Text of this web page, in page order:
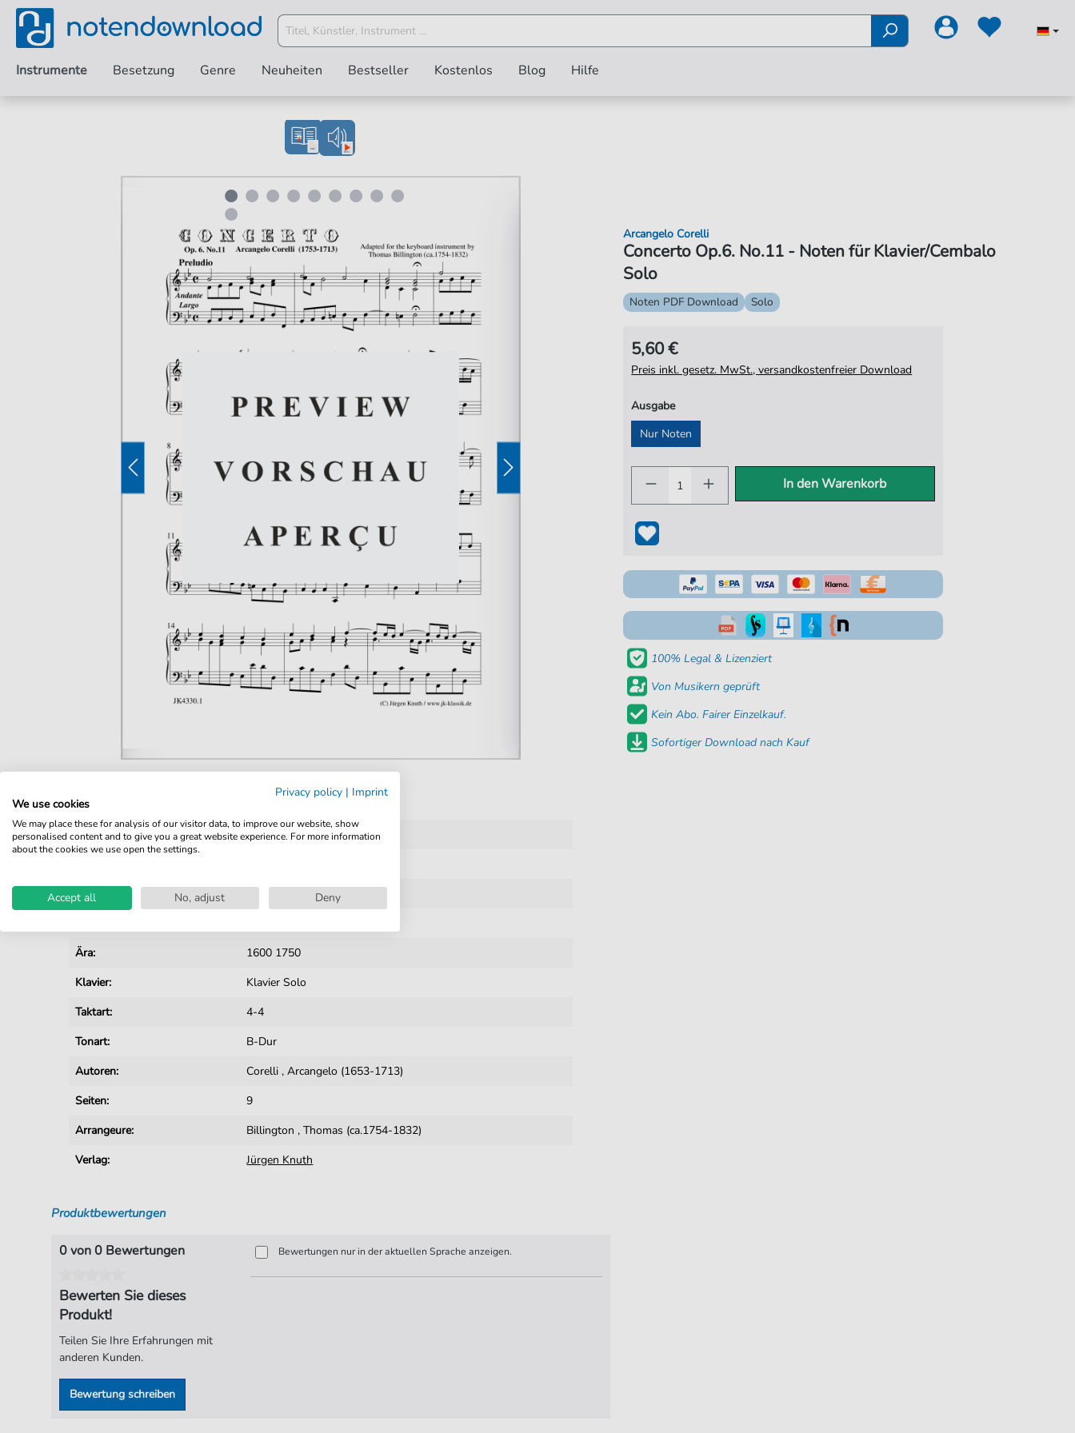
Instrumente Besetzung Genre Neuheiten Bestseller Kostenlos Blog Hilfe
Produktnummer:
JK4330 pdf
Instrumente:
Ära:
1600 1750
Klavier:
Klavier Solo
Taktart:
4-4
Tonart:
B-Dur
Autoren:
Corelli ,Arcangelo (1653-1713)
Seiten:
9
Arrangeure:
Billington ,Thomas (ca.1754-1832)
Verlag:
Jürgen Knuth
Concerto Op.6. No.11 - Noten für Klavier/Cembalo
Solo
Arcangelo Corelli
Noten PDF Download Solo
5,60 €
Preis inkl. gesetz. MwSt., versandkostenfreier Download
Ausgabe
Nur Noten
In den Warenkorb
100% Legal & Lizenziert
Von Musikern geprüft
Kein Abo. Fairer Einzelkauf.
Sofortiger Download nach Kauf
Produktbewertungen
0 von 0 Bewertungen
Bewerten Sie dieses
Produkt!
Teilen Sie Ihre Erfahrungen mit
anderen Kunden.
Bewertung schreiben
Bewertungen nur in der aktuellen Sprache anzeigen.
Privacy policy | Imprint
We use cookies
We may place these for analysis of our visitor data, to improve our website, show
personalised content and to give you a great website experience. For more information
about the cookies we use open the settings.
Accept all No, adjust Deny